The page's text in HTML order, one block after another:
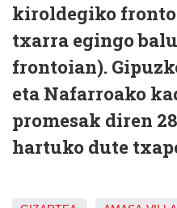
kiroldegiko
txarra egingo
frontoian).
eta Nafarroako
promesak diren
hartuko dute